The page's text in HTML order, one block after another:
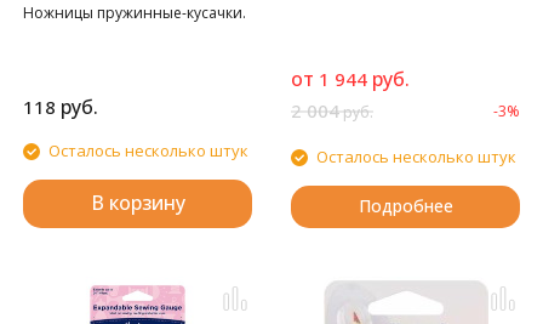
Ножницы пружинные-кусачки.
118 руб.
Осталось несколько штук
В корзину
от 1 944 руб.
2 004руб. -3%
Осталось несколько штук
Подробнее